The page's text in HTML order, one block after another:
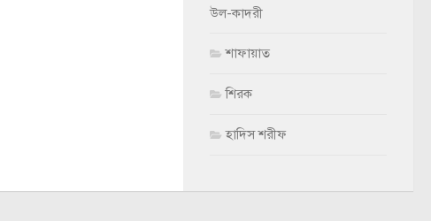
উল-কাদরী
শাফায়াত
শিরক
হাদিস শরীফ